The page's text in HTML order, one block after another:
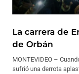
La carrera de
de Orbán
MONTEVIDEO –
sufrió una derrota